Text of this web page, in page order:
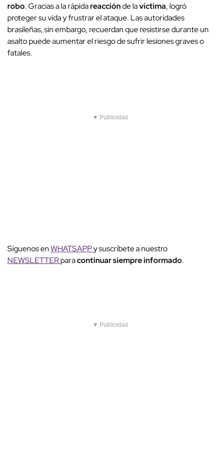
robo. Gracias a la rápidareacciónde lavíctima, logró
proteger su vida y frustrar el ataque. Las autoridades
brasileñas, sin embargo, recuerdan que resistirse durante un
asalto puede aumentar el riesgo de sufrir lesiones graves o
fatales.
▼ Publicidad
Síguenos enWHATSAPPy suscríbete a nuestro
NEWSLETTERparacontinuar siempre informado.
▼ Publicidad